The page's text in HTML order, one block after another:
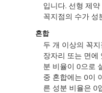
입니다. 선형 제
꼭지점의 수가 성
혼합
두 개 이상의 꼭
장자리 또는 면에
분 비율이 0으로
중 혼합에는 0이
른 성분 비율은 0